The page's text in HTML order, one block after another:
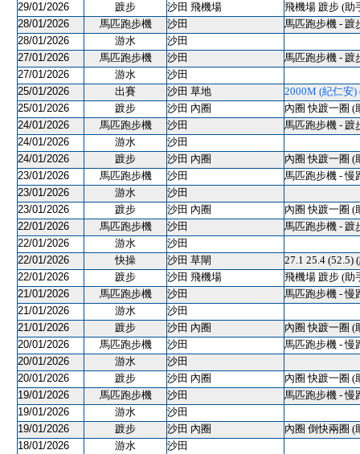
29/01/2026
踱步 沙田 飛機場
飛機場 踱步 (助
28/01/2026
馬匹跑步機 沙田
馬匹跑步機 - 踱
28/01/2026
游水
沙田
27/01/2026
馬匹跑步機 沙田
馬匹跑步機 - 踱
27/01/2026
游水
沙田
25/01/2026
出賽 沙田 草地
2000M (紀仁安)
25/01/2026
踱步 沙田 內圈
內圈 快踱一圈 (
24/01/2026
馬匹跑步機 沙田
馬匹跑步機 - 踱
24/01/2026
游水
沙田
24/01/2026
踱步 沙田 內圈
內圈 快踱一圈 (
23/01/2026
馬匹跑步機 沙田
馬匹跑步機 - 慢
23/01/2026
游水
沙田
23/01/2026
踱步 沙田 內圈
內圈 快踱一圈 (
22/01/2026
馬匹跑步機 沙田
馬匹跑步機 - 踱
22/01/2026
游水
沙田
22/01/2026
快操 沙田 草閘
27.1 25.4 (52.5)
22/01/2026
踱步 沙田 飛機場
飛機場 踱步 (助
21/01/2026
馬匹跑步機 沙田
馬匹跑步機 - 慢
21/01/2026
游水
沙田
21/01/2026
踱步 沙田 內圈
內圈 快踱一圈 (
20/01/2026
馬匹跑步機 沙田
馬匹跑步機 - 慢
20/01/2026
游水
沙田
20/01/2026
踱步 沙田 內圈
內圈 快踱一圈 (
19/01/2026
馬匹跑步機 沙田
馬匹跑步機 - 慢
19/01/2026
游水
沙田
19/01/2026
踱步 沙田 內圈
內圈 倒快兩圈 (
18/01/2026
游水
沙田